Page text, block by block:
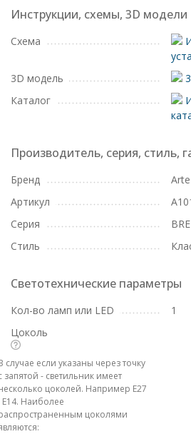
Инструкции, схемы, 3D модели
Схема
3D модель
Каталог
Производитель, серия, стиль,
Бренд
Артикул
Серия
Стиль
Светотехнические параметры
Кол-во ламп или LED
1
Цоколь
случае если указаны через точку
запятой - светильник имеет
цоколей. Например E27
E14. Наиболее
цоколями